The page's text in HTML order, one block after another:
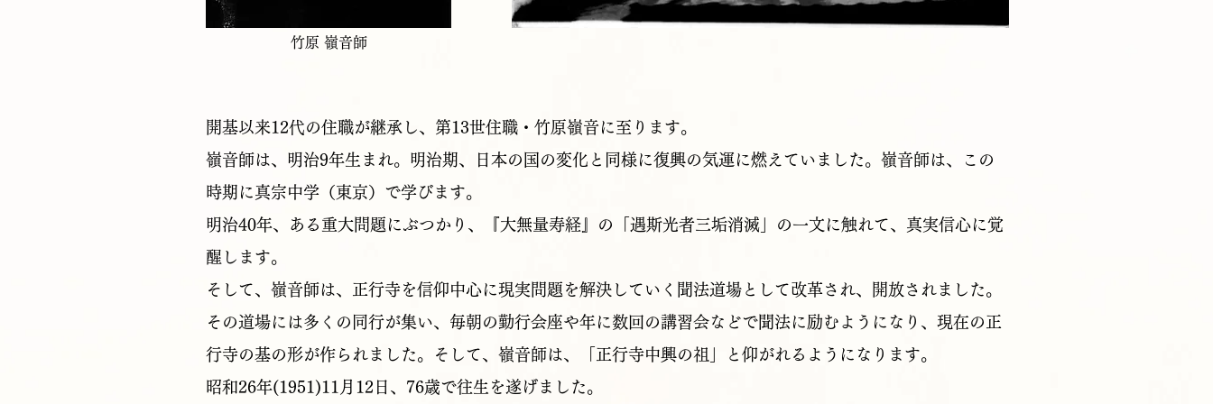
竹原 嶺音師
開基以来12代の住職が継承し、第13世住職・竹原嶺音に至ります。
嶺音師は、明治9年生まれ。明治期、日本の国の変化と同様に復興の気運に燃えていました。嶺音師は、この
時期に真宗中学（東京）で学びます。
明治40年、ある重大問題にぶつかり、『大無量寿経』の「遇斯光者三垢消滅」の一文に触れて、真実信心に覚
醒します。
そして、嶺音師は、正行寺を信仰中心に現実問題を解決していく聞法道場として改革され、開放されました。
その道場には多くの同行が集い、毎朝の勤行会座や年に数回の講習会などで聞法に励むようになり、現在の正
行寺の基の形が作られました。そして、嶺音師は、「正行寺中興の祖」と仰がれるようになります。
昭和26年(1951)11月12日、76歳で往生を遂げました。